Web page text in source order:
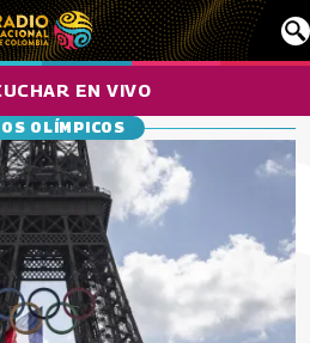
EN VIVO
OLÍMPICOS